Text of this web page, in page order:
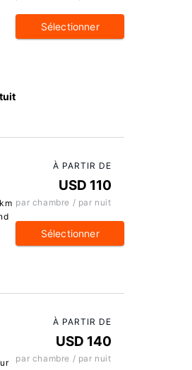
Sélectionner
À PARTIR DE
USD 110
par chambre / par nuit
Sélectionner
À PARTIR DE
USD 140
par chambre / par nuit